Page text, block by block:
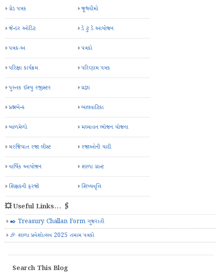
ગ્રેડ પત્રક જૂથવીમો
જેન્ડર ઓડિટ ડે ટુ ડે આયોજન
પત્રક-અ પત્રકો
પરિક્ષા કાર્યક્રમ પરિણામ પત્રક
પુસ્તક ઈશ્યુ રજીસ્ટર પ્રજ્ઞા
પ્રશ્નબેન્ક બાલવાટિકા
બાળમેળો મઘ્યાહન ભોજન યોજના
મરજિયાત રજા લીસ્ટ રજાઓની યાદી
વાર્ષિક આયોજન શાળા ગ્રાન્ટ
શિક્ષકની ફરજો શિષ્યવૃત્તિ
💥 Useful Links... 🖇️
✒️ Treasury Challan Form ગુજરાતી
🎉 શાળા પ્રવેશોત્સવ 2025 તમામ પત્રકો
Search This Blog